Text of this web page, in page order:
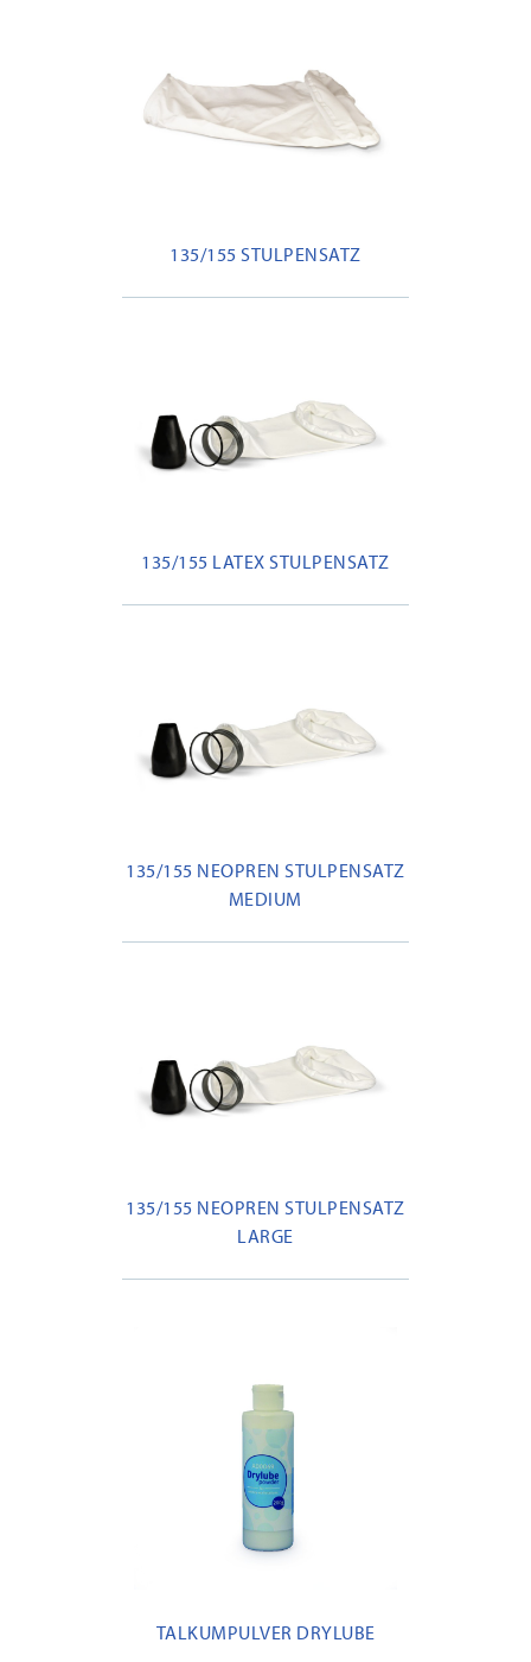
135/155 STULPENSATZ
135/155 LATEX STULPENSATZ
135/155 NEOPREN STULPENSATZ
MEDIUM
135/155 NEOPREN STULPENSATZ
LARGE
TALKUMPULVER DRYLUBE